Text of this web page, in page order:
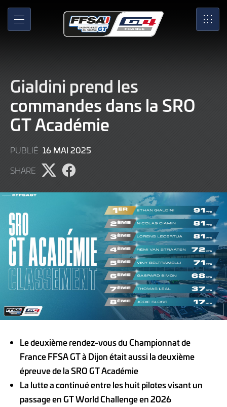
Skip
Main
MENU SRO
Gialdini prend les
commandes dans la SRO
GT Académie
PUBLIÉ 16 MAI 2025
SHARE
Partager
sur
Partager
sur
Le deuxième rendez-vous du Championnat de
France FFSA GT à Dijon était aussi la deuxième
épreuve de la SRO GT Académie
La lutte a continué entre les huit pilotes visant un
passage en GT World Challenge en 2026